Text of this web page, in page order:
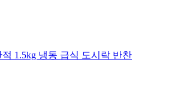
1.5kg 냉동 급식 도시락 반찬